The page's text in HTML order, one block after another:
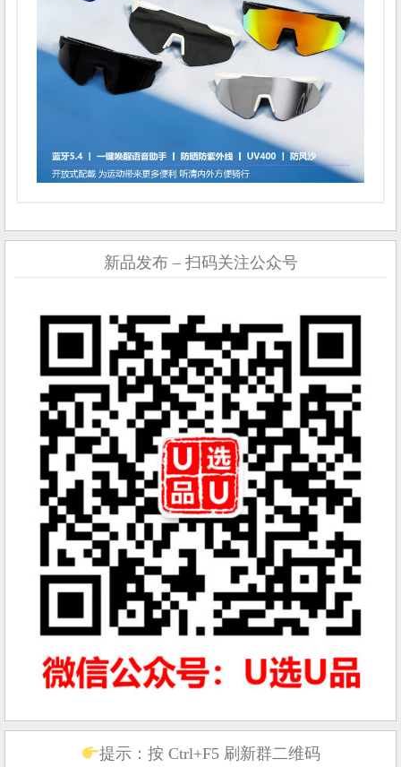
新品发布 – 扫码关注公众号
提示：按 Ctrl+F5 刷新群二维码